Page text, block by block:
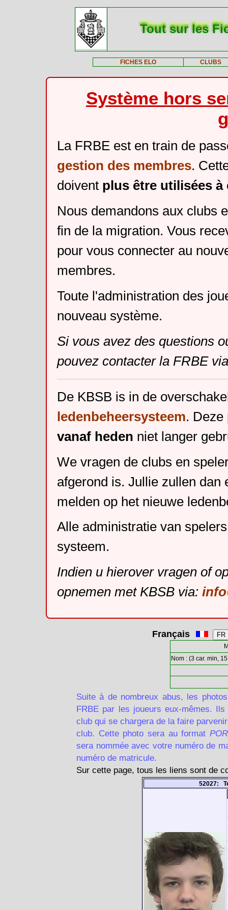
Tout sur les
FICHES ELO CLUBS
Système hors
La FRBE est en train de
gestion des membres.
doivent plus être utilisées
Nous demandons aux clubs
fin de la migration. Vous
pour vous connecter au
membres.
Toute l'administration des
nouveau système.
Si vous avez des questions
pouvez contacter la FRBE
De KBSB is in de
ledenbeheersysteem. Deze
vanaf heden niet langer
We vragen de clubs en
afgerond is. Jullie zullen dan
melden op het nieuwe
Alle administratie van
systeem.
Indien u hierover vragen of
opnemen met KBSB via:
Français
Nom : (3 car. min,
Suite à de nombreux abus, les
FRBE par les joueurs eux-mêmes.
club qui se chargera de la faire
club. Cette photo sera au format
sera nommée avec votre numéro de
numéro de matricule.
Sur cette page, tous les liens sont de
52027: